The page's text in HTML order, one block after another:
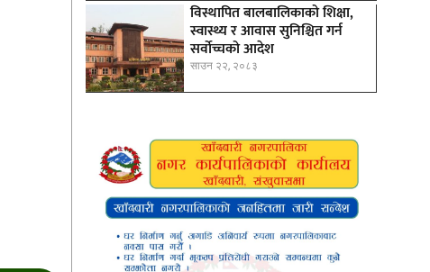
विस्थापित बालबालिकाको शिक्षा,
स्वास्थ्य र आवास सुनिश्चित गर्न
सर्वोच्चको आदेश
साउन २२, २०८३